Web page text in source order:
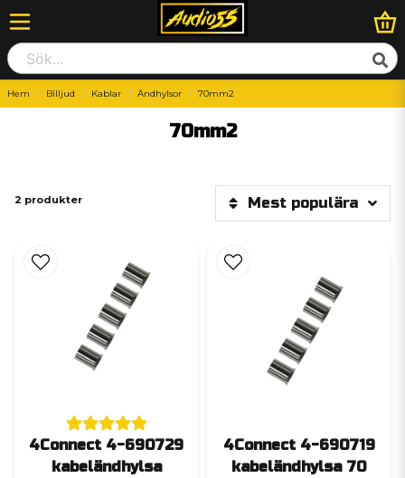
Hem Billjud Kablar Ändhylsor 70mm2
70mm2
2 produkter Mest populära
4Connect 4-690729
kabeländhylsa
4Connect 4-690719
kabeländhylsa 70